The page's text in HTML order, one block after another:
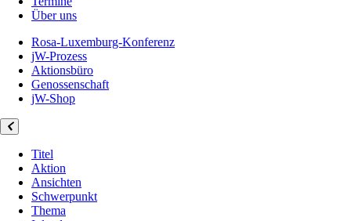
Über uns
Rosa-Luxemburg-Konferenz
jW-Prozess
Aktionsbüro
Genossenschaft
jW-Shop
Titel
Aktion
Ansichten
Schwerpunkt
Thema